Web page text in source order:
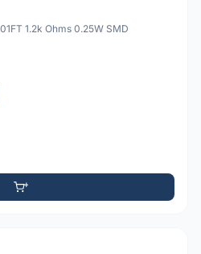
1.2k Ohms 0.25W SMD